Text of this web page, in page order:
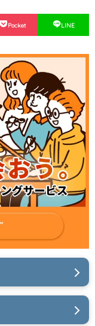
Pocket LINE